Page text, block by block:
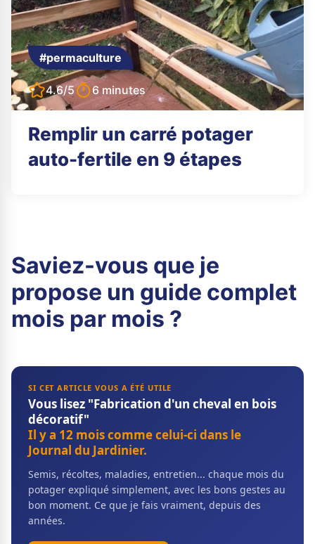
#permaculture
4.6/5 6 minutes
Remplir un carré potager
auto-fertile en 9 étapes
Saviez-vous que je
propose un guide complet
mois par mois ?
SI CET ARTICLE VOUS A ÉTÉ UTILE
Vous lisez "Fabrication d'un cheval en bois
décoratif"
Il y a 12 mois comme celui-ci dans le
Journal du Jardinier.
Semis, récoltes, maladies, entretien... chaque mois du
potager expliqué simplement, avec les bons gestes au
bon moment. Ce que je fais vraiment, depuis des
années.